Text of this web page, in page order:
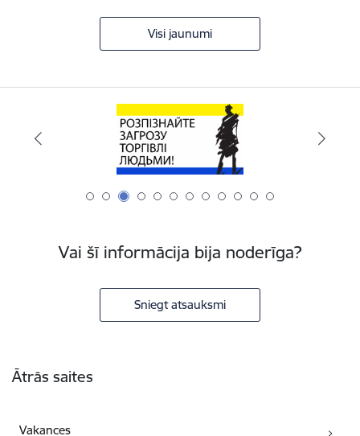
Visi jaunumi
Vai šī informācija bija noderīga?
Sniegt atsauksmi
Ātrās saites
Vakances